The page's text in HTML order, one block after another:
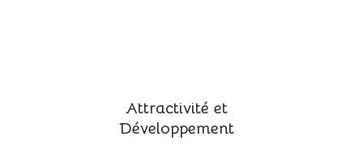
Attractivité et
Développement